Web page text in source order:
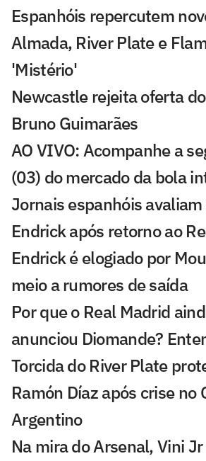
Espanhóis repercutem
Almada, River Plate e
'Mistério'
Newcastle rejeita oferta
Bruno Guimarães
AO VIVO: Acompanhe a
(03) do mercado da bola
Jornais espanhóis
Endrick após retorno ao
Endrick é elogiado por
meio a rumores de saída
Por que o Real Madrid
anunciou Diomande?
Torcida do River Plate
Ramón Díaz após crise no
Argentino
Na mira do Arsenal, Vini